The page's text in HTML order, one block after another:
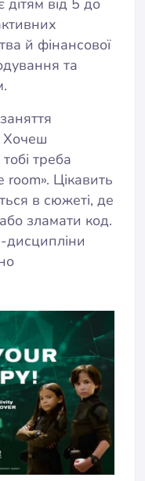
дітям від 5 до
й фінансової
та
Хочеш
треба
room». Цікавить
в сюжеті, де
зламати код.
дисципліни